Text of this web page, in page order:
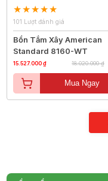
101 Lượt đánh giá
Bồn Tắm Xây American
Standard 8160-WT
15.527.000 ₫ 18.020.000 ₫
Mua Ngay